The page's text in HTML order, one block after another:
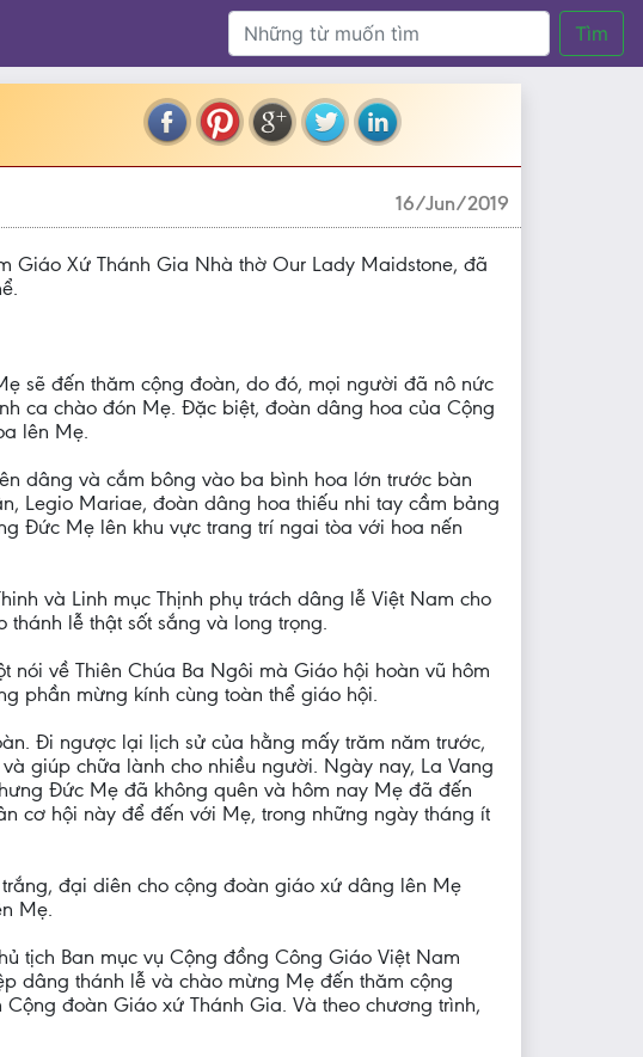
Tìm
16/Jun/2019
Xứ Thánh Gia Nhà thờ Our Lady Maidstone, đã
sẽ đến thăm cộng đoàn, do đó, mọi người đã nô nức
ca chào đón Mẹ. Đặc biệt, đoàn dâng hoa của Cộng
lên Mẹ.
dâng và cắm bông vào ba bình hoa lớn trước bàn
Legio Mariae, đoàn dâng hoa thiếu nhi tay cầm bảng
Đức Mẹ lên khu vực trang trí ngai tòa với hoa nến
và Linh mục Thịnh phụ trách dâng lễ Việt Nam cho
lễ thật sốt sắng và long trọng.
nói về Thiên Chúa Ba Ngôi mà Giáo hội hoàn vũ hôm
phần mừng kính cùng toàn thể giáo hội.
Đi ngược lại lịch sử của hằng mấy trăm năm trước,
giúp chữa lành cho nhiều người. Ngày nay, La Vang
Đức Mẹ đã không quên và hôm nay Mẹ đã đến
cơ hội này để đến với Mẹ, trong những ngày tháng ít
đại diên cho cộng đoàn giáo xứ dâng lên Mẹ
Mẹ.
tịch Ban mục vụ Cộng đồng Công Giáo Việt Nam
dâng thánh lễ và chào mừng Mẹ đến thăm cộng
đoàn Giáo xứ Thánh Gia. Và theo chương trình,